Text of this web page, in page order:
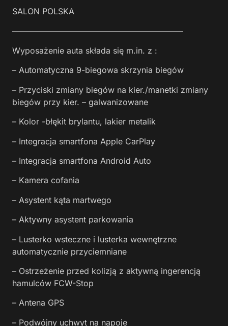
SALON POLSKA
—————————————————————
Wyposażenie auta składa się m.in. z :
– Automatyczna 9-biegowa skrzynia biegów
– Przyciski zmiany biegów na kier./manetki zmiany
biegów przy kier. – galwanizowane
– Kolor -błękit brylantu, lakier metalik
– Integracja smartfona Apple CarPlay
– Integracja smartfona Android Auto
– Kamera cofania
– Asystent kąta martwego
– Aktywny asystent parkowania
– Lusterko wsteczne i lusterka wewnętrzne
automatycznie przyciemniane
– Ostrzeżenie przed kolizją z aktywną ingerencją
hamulców FCW-Stop
– Antena GPS
– Podwójny uchwyt na napoje